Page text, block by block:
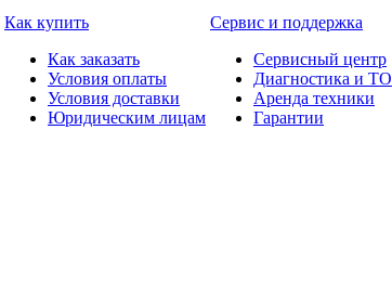
Как купить
Как заказать
Условия оплаты
Условия доставки
Юридическим лицам
Сервис и поддержка
Сервисный центр
Диагностика и ТО
Аренда техники
Гарантии